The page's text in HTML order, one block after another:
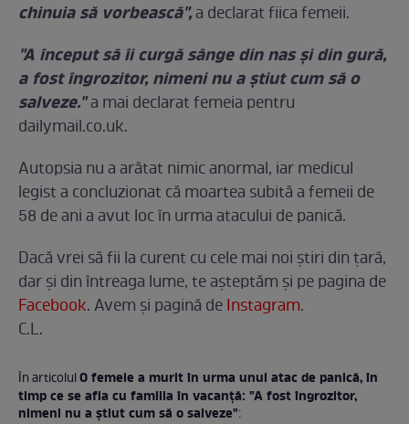
chinuia să vorbească",a declarat fiica femeii.
"A început să îi curgă sânge din nas şi din gură,
a fost îngrozitor, nimeni nu a ştiut cum să o
salveze."a mai declarat femeia pentru
dailymail.co.uk.
Autopsia nu a arătat nimic anormal, iar medicul
legist a concluzionat că moartea subită a femeii de
58 de ani a avut loc în urma atacului de panică.
Dacă vrei să fii la curent cu cele mai noi ştiri din ţară,
dar şi din întreaga lume, te așteptăm și pe pagina de
Facebook. Avem şi pagină deInstagram.
C.L.
În articolulO femeie a murit în urma unui atac de panică, în
timp ce se afla cu familia în vacanţă: "A fost îngrozitor,
nimeni nu a ştiut cum să o salveze":